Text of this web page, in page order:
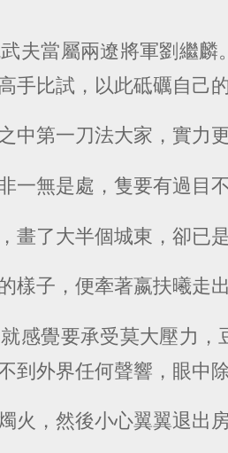
夫當屬兩遼將軍劉繼
比試，以此砥礪自己的
中第一刀法大家，實力
一無是處，隻要有過目
畫了大半個城東，卻已是
樣子，便牽著嬴扶曦走出
感覺要承受莫大壓力
到外界任何聲響，眼中
火，然後小心翼翼退出